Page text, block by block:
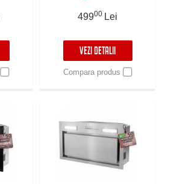
49900 Lei
VEZI DETALII
Compara produs